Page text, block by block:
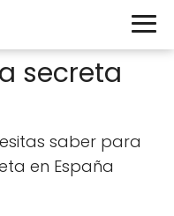
secreta
saber para
en España